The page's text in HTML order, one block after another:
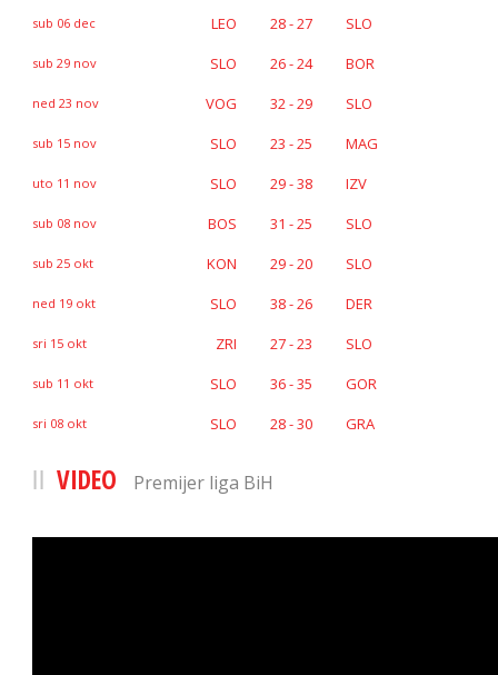
sub 06 dec LEO 28 - 27 SLO
sub 29 nov SLO 26 - 24 BOR
ned 23 nov VOG 32 - 29 SLO
sub 15 nov SLO 23 - 25 MAG
uto 11 nov SLO 29 - 38 IZV
sub 08 nov BOS 31 - 25 SLO
sub 25 okt KON 29 - 20 SLO
ned 19 okt SLO 38 - 26 DER
sri 15 okt ZRI 27 - 23 SLO
sub 11 okt SLO 36 - 35 GOR
sri 08 okt SLO 28 - 30 GRA
VIDEO Premijer liga BiH